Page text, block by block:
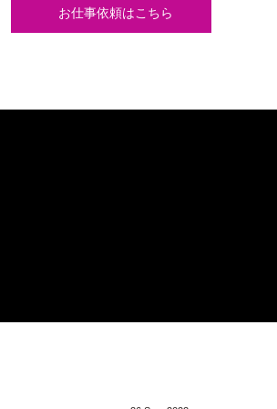
ョンお仕事依頼はこちら